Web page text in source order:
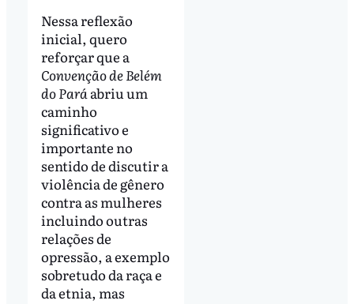
Nessa reflexão
inicial, quero
reforçar que a
Convenção de Belém
do Paráabriu um
caminho
significativo e
importante no
sentido de discutir a
violência de gênero
contra as mulheres
incluindo outras
relações de
opressão, a exemplo
sobretudo da raça e
da etnia, mas